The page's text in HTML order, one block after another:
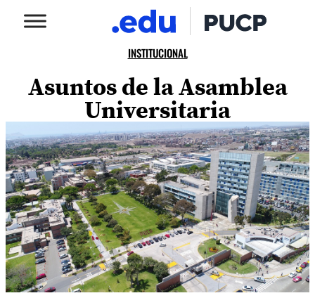
INSTITUCIONAL
Asuntos de la Asamblea
Universitaria